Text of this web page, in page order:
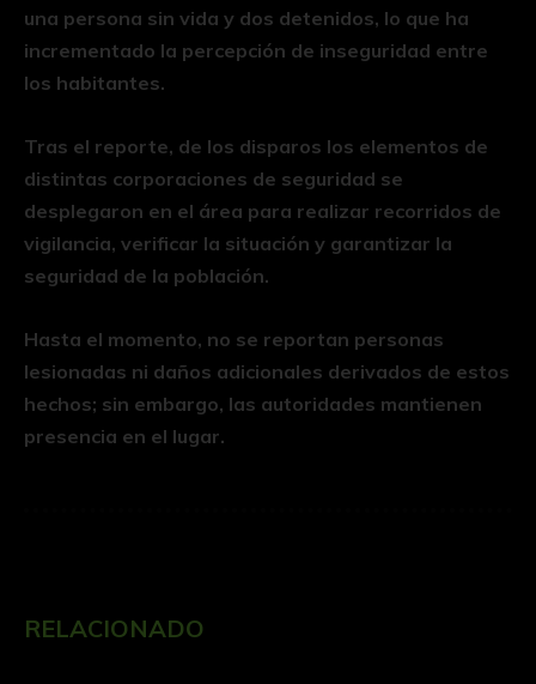
una persona sin vida y dos detenidos, lo que ha
incrementado la percepción de inseguridad entre
los habitantes.
Tras el reporte, de los disparos los elementos de
distintas corporaciones de seguridad se
desplegaron en el área para realizar recorridos de
vigilancia, verificar la situación y garantizar la
seguridad de la población.
Hasta el momento, no se reportan personas
lesionadas ni daños adicionales derivados de estos
hechos; sin embargo, las autoridades mantienen
presencia en el lugar.
RELACIONADO